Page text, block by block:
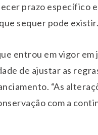
prazo específico
sequer pode
entrou em vigor
de ajustar as
“As
com a